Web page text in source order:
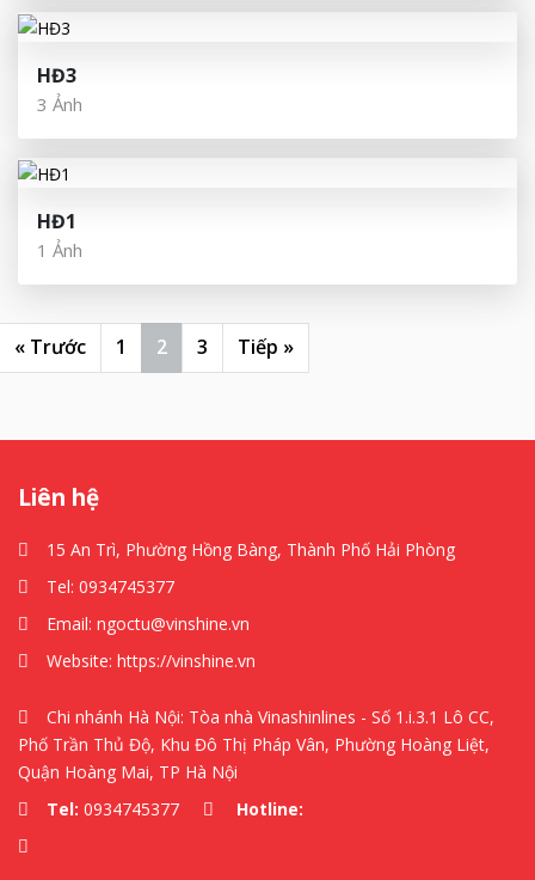
HĐ3
3 Ảnh
HĐ1
1 Ảnh
« Trước 1 2 3 Tiếp »
Liên hệ
15 An Trì, Phường Hồng Bàng, Thành Phố Hải Phòng
Tel: 0934745377
Email: ngoctu@vinshine.vn
Website: https://vinshine.vn
Chi nhánh Hà Nội: Tòa nhà Vinashinlines - Số 1.i.3.1 Lô CC,
Phố Trần Thủ Độ, Khu Đô Thị Pháp Vân, Phường Hoàng Liệt,
Quận Hoàng Mai, TP Hà Nội
Tel: 0934745377 Hotline: